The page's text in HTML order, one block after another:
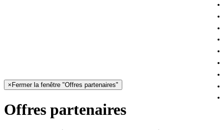
× Fermer la fenêtre "Offres partenaires"
Offres partenaires